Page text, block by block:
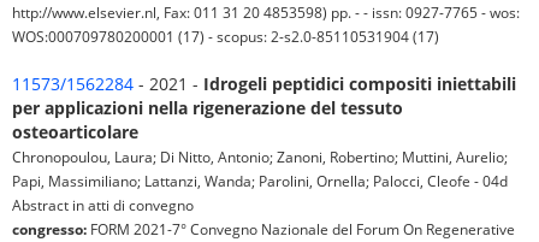
http://www.elsevier.nl, Fax: 011 31 20 4853598) pp. - - issn: 0927-7765 - wos:
WOS:000709780200001 (17) - scopus: 2-s2.0-85110531904 (17)
11573/1562284 - 2021 - Idrogeli peptidici compositi iniettabili
per applicazioni nella rigenerazione del tessuto
osteoarticolare
Chronopoulou, Laura; Di Nitto, Antonio; Zanoni, Robertino; Muttini, Aurelio;
Papi, Massimiliano; Lattanzi, Wanda; Parolini, Ornella; Palocci, Cleofe - 04d
Abstract in atti di convegno
congresso: FORM 2021-7° Convegno Nazionale del Forum On Regenerative